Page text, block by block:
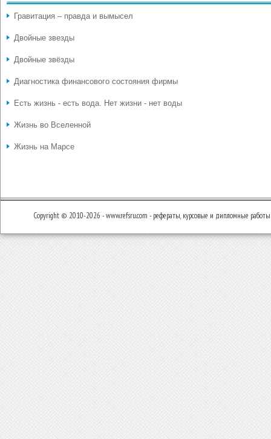
Гравитация – правда и вымысел
Двойные звезды
Двойные звёзды
Диагностика финансового состояния фирмы
Есть жизнь - есть вода. Нет жизни - нет воды
Жизнь во Вселенной
Жизнь на Марсе
Copyright © 2010-2026 - www.refsru.com - рефераты, курсовые и дипломные работы